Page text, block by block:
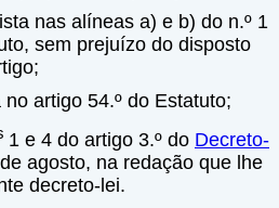
nas alíneas a) e b) do n.º 1
sem prejuízo do disposto
artigo 54.º do Estatuto;
1 e 4 do artigo 3.º do Decreto-
agosto, na redação que lhe
decreto-lei.